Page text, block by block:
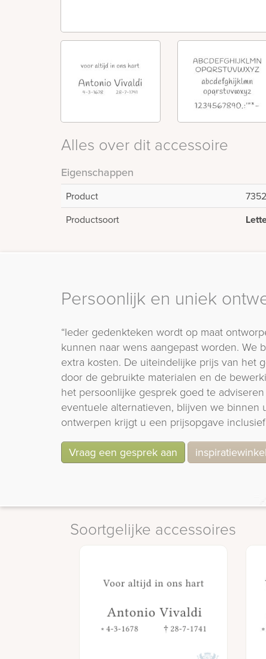
Alles over dit accessoire
Eigenschappen
Product
7352
Productsoort
Persoonlijk en uniek
“Ieder gedenkteken wordt op maat
kunnen naar wens aangepast worden. We
extra kosten. De uiteindelijke prijs van het
door de gebruikte materialen en de
het persoonlijke gesprek goed te
eventuele alternatieven, blijven we binnen
ontwerpen krijgt u een prijsopgave inclusief
Vraag een gesprek aan
Soortgelijke accessoires